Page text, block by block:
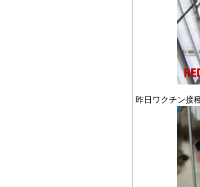
昨日ワクチン接